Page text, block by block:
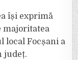
își exprimă
majoritatea
local Focșani a
județ.